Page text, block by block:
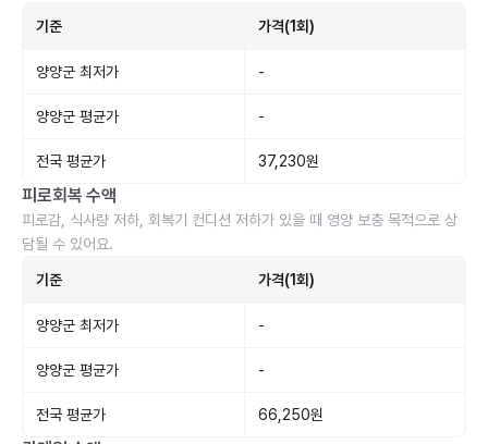
기준 가격(1회)
양양군 최저가 -
양양군 평균가 -
전국 평균가 37,230원
피로회복 수액
피로감, 식사량 저하, 회복기 컨디션 저하가 있을 때 영양 보충 목적으로 상
담될 수 있어요.
기준 가격(1회)
양양군 최저가 -
양양군 평균가 -
전국 평균가 66,250원